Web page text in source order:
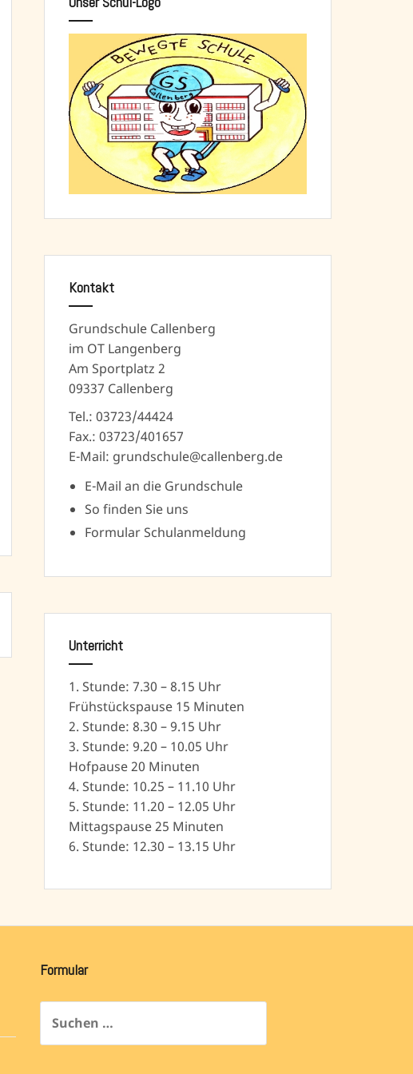
Kontakt
Grundschule Callenberg
im OT Langenberg
Am Sportplatz 2
09337 Callenberg
Tel.: 03723/44424
Fax.: 03723/401657
E-Mail: grundschule@callenberg.de
E-Mail an die Grundschule
So finden Sie uns
Formular Schulanmeldung
Unterricht
1. Stunde: 7.30 – 8.15 Uhr
Frühstückspause 15 Minuten
2. Stunde: 8.30 – 9.15 Uhr
3. Stunde: 9.20 – 10.05 Uhr
Hofpause 20 Minuten
4. Stunde: 10.25 – 11.10 Uhr
5. Stunde: 11.20 – 12.05 Uhr
Mittagspause 25 Minuten
6. Stunde: 12.30 – 13.15 Uhr
Formular
nach: